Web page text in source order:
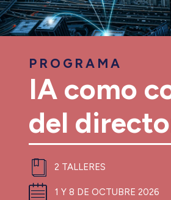
PROGRAMA
IA como
del
2 TALLERES
1 Y 8 DE OCTUBRE 2026